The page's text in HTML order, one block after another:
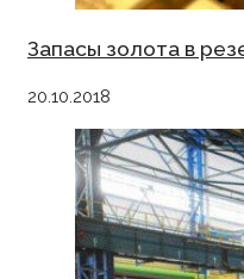
Запасы золота в
20.10.2018